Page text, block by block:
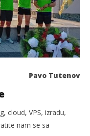
Pavo Tutenov
cloud, VPS, izradu,
nam se sa